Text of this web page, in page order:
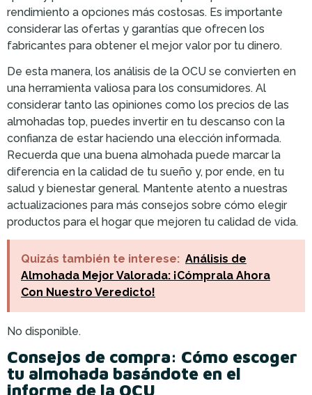
rendimiento a opciones más costosas. Es importante
considerar las ofertas y garantías que ofrecen los
fabricantes para obtener el mejor valor por tu dinero.
De esta manera, los análisis de la OCU se convierten en
una herramienta valiosa para los consumidores. Al
considerar tanto las opiniones como los precios de las
almohadas top, puedes invertir en tu descanso con la
confianza de estar haciendo una elección informada.
Recuerda que una buena almohada puede marcar la
diferencia en la calidad de tu sueño y, por ende, en tu
salud y bienestar general. Mantente atento a nuestras
actualizaciones para más consejos sobre cómo elegir
productos para el hogar que mejoren tu calidad de vida.
Quizás también te interese: Análisis de
Almohada Mejor Valorada: ¡Cómprala Ahora
Con Nuestro Veredicto!
No disponible.
Consejos de compra: Cómo escoger
tu almohada basándote en el
informe de la OCU